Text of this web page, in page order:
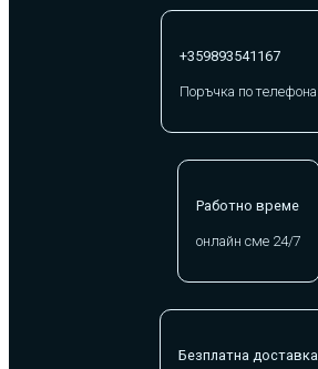
+359893541167
Поръчка по телефона
Работно време
онлайн сме 24/7
Безплатна доставка